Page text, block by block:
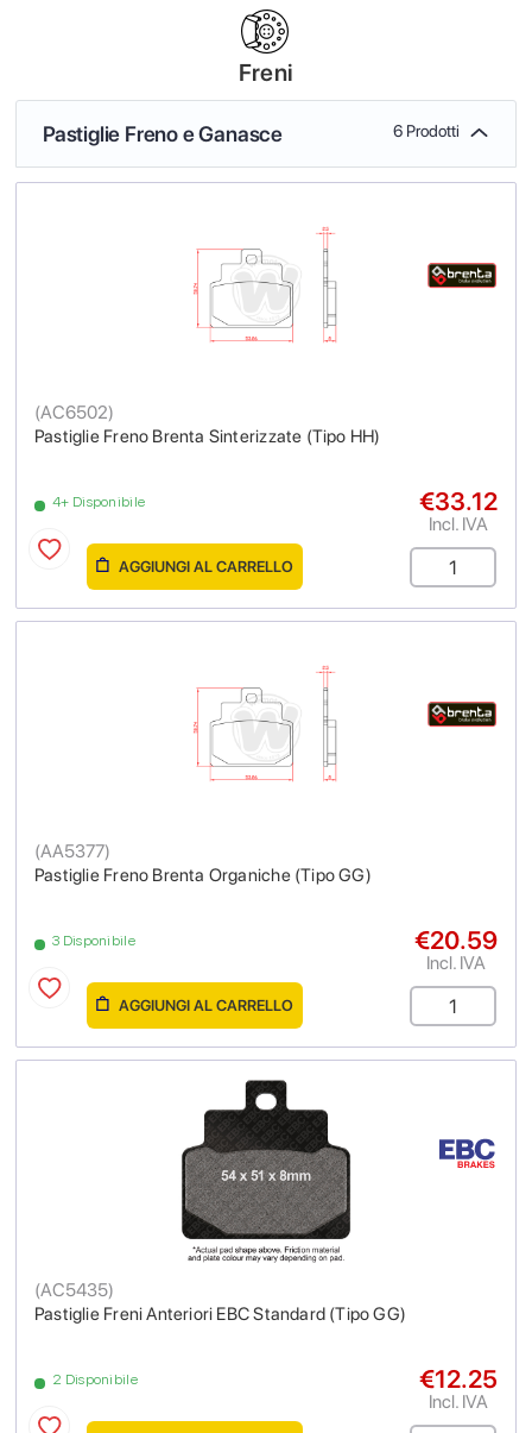
Freni
Pastiglie Freno e Ganasce 6 Prodotti
Pastiglie Freno Brenta Sinterizzate (Tipo HH)
(AC6502)
4+ Disponibile €33.12
Incl. IVA
AGGIUNGI AL CARRELLO
Pastiglie Freno Brenta Organiche (Tipo GG)
(AA5377)
3 Disponibile €20.59
Incl. IVA
AGGIUNGI AL CARRELLO
Pastiglie Freni Anteriori EBC Standard (Tipo GG)
(AC5435)
2 Disponibile €12.25
Incl. IVA